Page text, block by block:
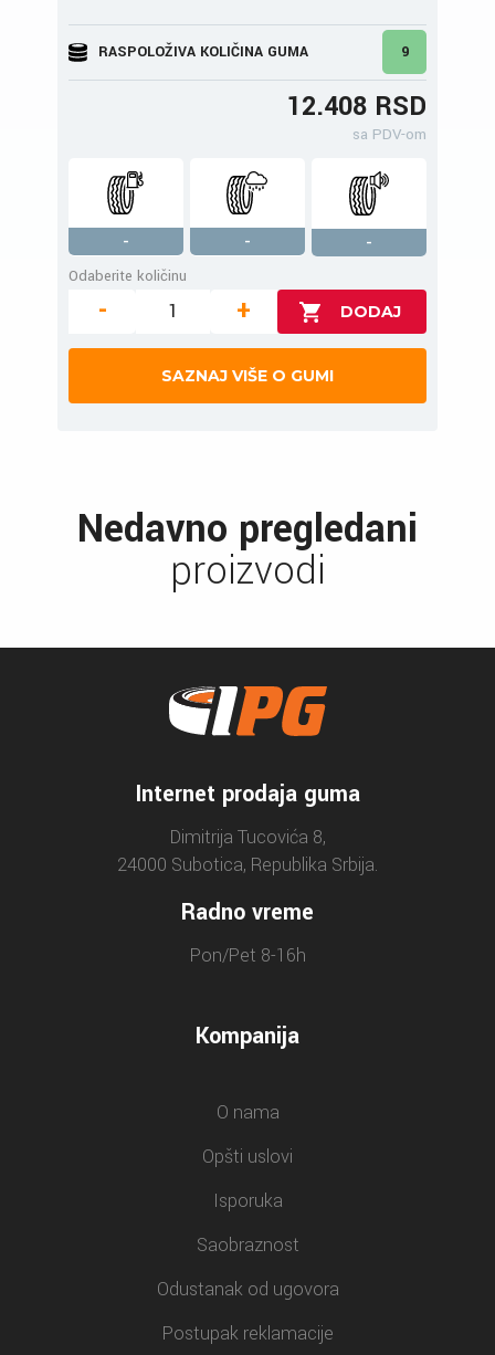
RASPOLOŽIVA KOLIČINA GUMA 9
12.408 RSD
sa PDV-om
- -
-
Odaberite količinu
- +
SAZNAJ VIŠE O GUMI
Nedavno pregledani
proizvodi
Internet prodaja guma
Dimitrija Tucovića 8,
24000 Subotica, Republika Srbija.
Radno vreme
Pon/Pet 8-16h
Kompanija
O nama
Opšti uslovi
Isporuka
Saobraznost
Odustanak od ugovora
Postupak reklamacije